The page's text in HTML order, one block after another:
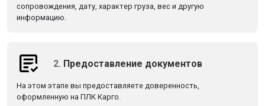
сопровождения, дату, характер груза, вес и другую
информацию.
2. Предоставление документов
На этом этапе вы предоставляете доверенность,
оформленную на ПЛК Карго.